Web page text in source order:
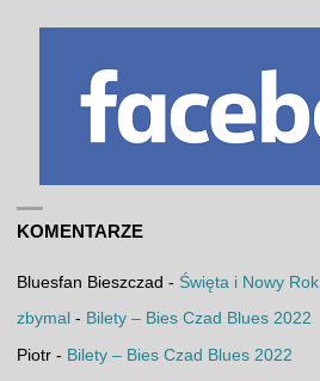
KOMENTARZE
Bluesfan Bieszczad - Święta i Nowy Rok
zbymal - Bilety – Bies Czad Blues 2022
Piotr- Bilety – Bies Czad Blues 2022